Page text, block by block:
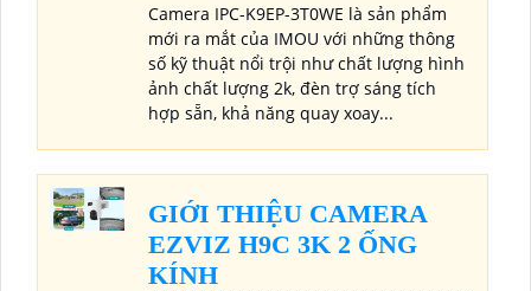
Camera IPC-K9EP-3T0WE là sản phẩm
mới ra mắt của IMOU với những thông
số kỹ thuật nổi trội như chất lượng hình
ảnh chất lượng 2k, đèn trợ sáng tích
hợp sẵn, khả năng quay xoay...
GIỚI THIỆU CAMERA
EZVIZ H9C 3K 2 ỐNG
KÍNH